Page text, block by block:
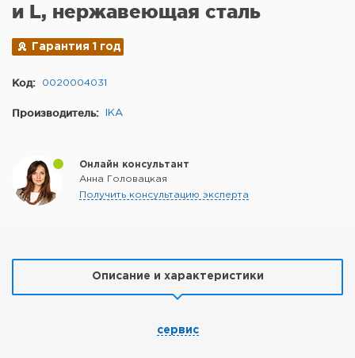
и L, нержавеющая сталь
Гарантия 1 год
Код: 0020004031
Производитель: IKA
Онлайн консультант
Анна Головацкая
Получить консультацию эксперта
Описание и характеристики
сервис